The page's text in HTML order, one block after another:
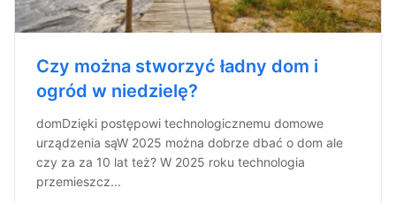
Czy można stworzyć ładny dom i
ogród w niedzielę?
domDzięki postępowi technologicznemu domowe
urządzenia sąW 2025 można dobrze dbać o dom ale
czy za za 10 lat też? W 2025 roku technologia
przemieszcz...